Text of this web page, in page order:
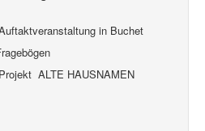
in Buchet
ALTE HAUSNAMEN